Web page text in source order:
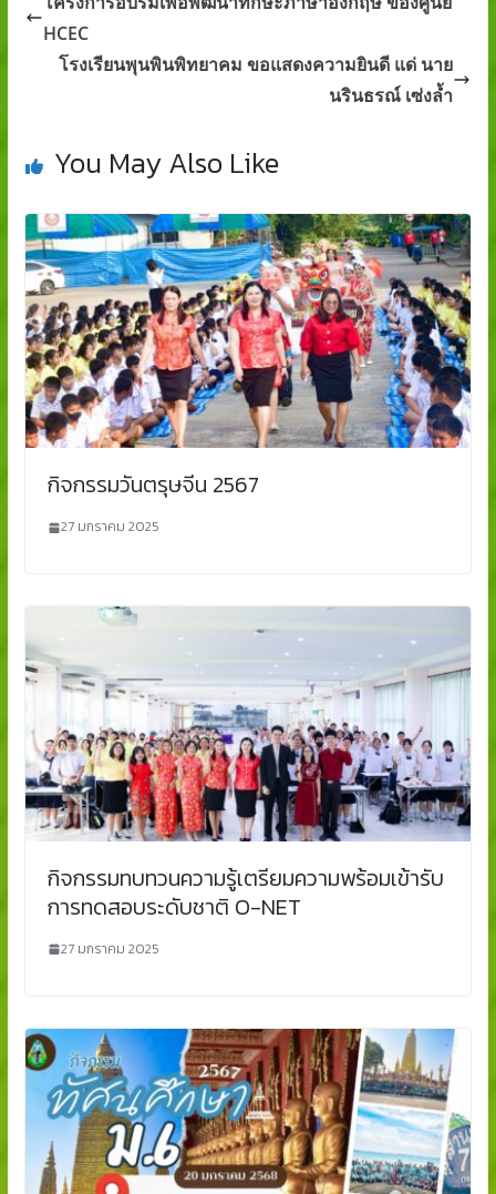
HCEC
โรงเรียนพุนพินพิทยาคม ขอแสดงความยินดี แด่ นาย
นรินธรณ์ เซ่งล้ำ
You May Also Like
กิจกรรมวันตรุษจีน 2567
27 มกราคม 2025
กิจกรรมทบทวนความรู้เตรียมความพร้อมเข้ารับ
การทดสอบระดับชาติ O-NET
27 มกราคม 2025